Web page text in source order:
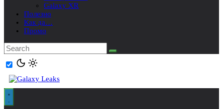
Galaxy XR
Полезно
Как да…
Промо